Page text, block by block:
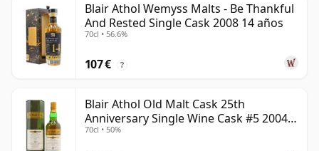
Blair Athol Wemyss Malts - Be Thankful
And Rested Single Cask 2008 14 años
70cl • 56.6%
107 € ?
Blair Athol Old Malt Cask 25th
Anniversary Single Wine Cask #5 2004
18 años
70cl • 50%